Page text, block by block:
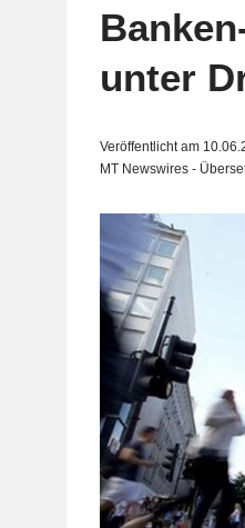
unter
Veröffentlicht am
MT Newswires -